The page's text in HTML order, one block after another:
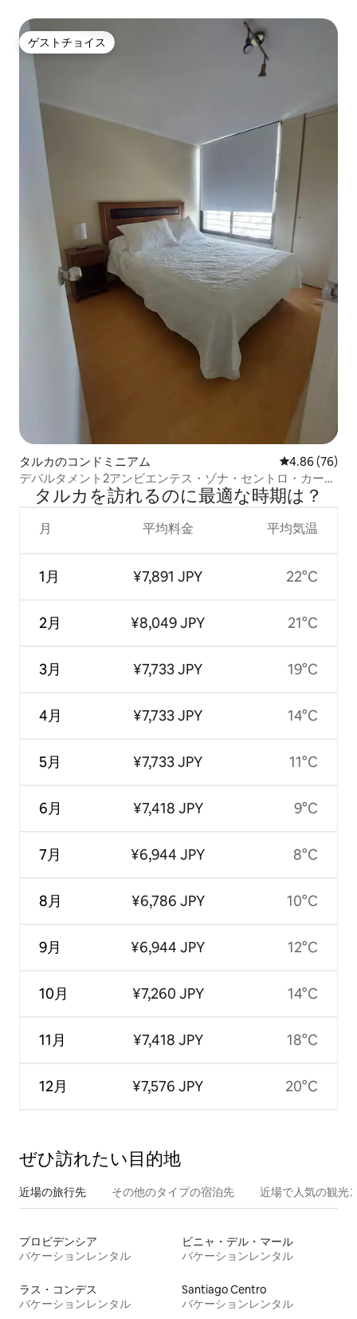
ゲストチョイス
ゲストチョイス
タルカのコンドミニアム レビュー76
4.86 (76)
デパルタメント2アンビエンテス・ゾナ・セントロ・カータ
ーホーム
タルカを訪⁠れ⁠るの⁠に最⁠適⁠な時⁠期⁠は⁠？
月
1月
2月
3月
4月
5月
6月
7月
8月
9月
10月
11月
12月
平均料金
¥7,891 JPY
¥8,049 JPY
¥7,733 JPY
¥7,733 JPY
¥7,733 JPY
¥7,418 JPY
¥6,944 JPY
¥6,786 JPY
¥6,944 JPY
¥7,260 JPY
¥7,418 JPY
¥7,576 JPY
平均気温
22°C
21°C
19°C
14°C
11°C
9°C
8°C
10°C
12°C
14°C
18°C
20°C
ぜひ訪⁠れ⁠た⁠い目⁠的⁠地
近場の旅行先 その他のタ⁠イ⁠プ⁠の宿⁠泊⁠先 近場で人気の観光
プロビデンシア
バケーションレンタル
ビニャ・デル・マール
バケーションレンタル
ラス・コンデス
バケーションレンタル
Santiago Centro
バケーションレンタル